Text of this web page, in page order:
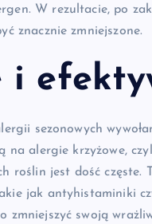
W rezultacie, po
znacznie zmniejszone.
i
sezonowych
na alergie krzyżowe,
roślin jest dość
jak antyhistaminiki
zmniejszyć swoją